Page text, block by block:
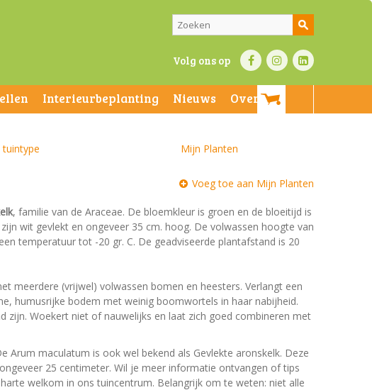
Volg ons op
Interieurbeplanting Nieuws
Over ons
Mijn Planten
Voeg toe aan Mijn Planten
, familie van de Araceae. De bloemkleur is groen en de bloeitijd is
wit gevlekt en ongeveer 35 cm. hoog. De volwassen hoogte van
temperatuur tot -20 gr. C. De geadviseerde plantafstand is 20
meerdere (vrijwel) volwassen bomen en heesters. Verlangt een
humusrijke bodem met weinig boomwortels in haar nabijheid.
zijn. Woekert niet of nauwelijks en laat zich goed combineren met
Arum maculatum is ook wel bekend als Gevlekte aronskelk. Deze
25 centimeter. Wil je meer informatie ontvangen of tips
welkom in ons tuincentrum. Belangrijk om te weten: niet alle